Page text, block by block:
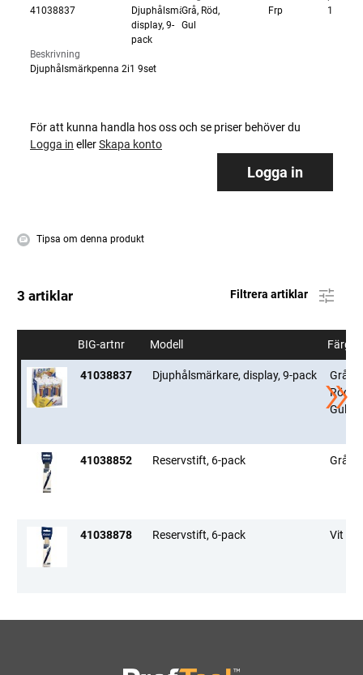
41038837
Djuphålsmärkare,
display, 9-
pack
Grå, Röd,
Gul
Frp
1
Beskrivning
Djuphålsmärkpenna 2i1 9set
För att kunna handla hos oss och se priser behöver du
Logga in ellerSkapa konto
Logga in
Tipsa om denna produkt
3 artiklar Filtrera artiklar
BIG-artnr Modell Färg
41038837 Djuphålsmärkare, display, 9-pack
Grå,
Röd,
Gul
41038852 Reservstift, 6-pack Grå
41038878 Reservstift, 6-pack Vit